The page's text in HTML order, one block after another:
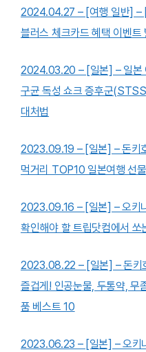
2024.04.27 – [여행 일반] –
블러스 체크카드 혜택 이벤트
2024.03.20 – [일본] – 일본
구균 독성 쇼크 증후군
대처법
2023.09.19 – [일본] – 돈키
먹거리 TOP10 일본여행 선
2023.09.16 – [일본] – 오키
확인해야 할 트립닷컴에서 쏘
2023.08.22 – [일본] – 돈키
즐겁게! 인공눈물, 두통약, 무
품 베스트 10
2023.06.23 – [일본] – 오키